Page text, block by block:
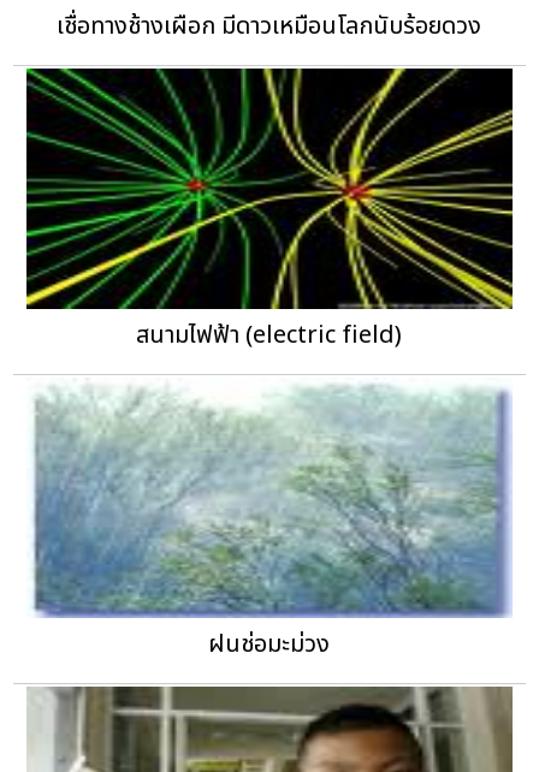
เชื่อทางช้างเผือก มีดาวเหมือนโลกนับร้อยดวง
สนามไฟฟ้า (electric field)
ฝนช่อมะม่วง